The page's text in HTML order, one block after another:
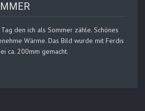
den ich als Sommer zähle. Schönes
Wärme. Das Bild wurde mit Ferdis
ca. 200mm gemacht.